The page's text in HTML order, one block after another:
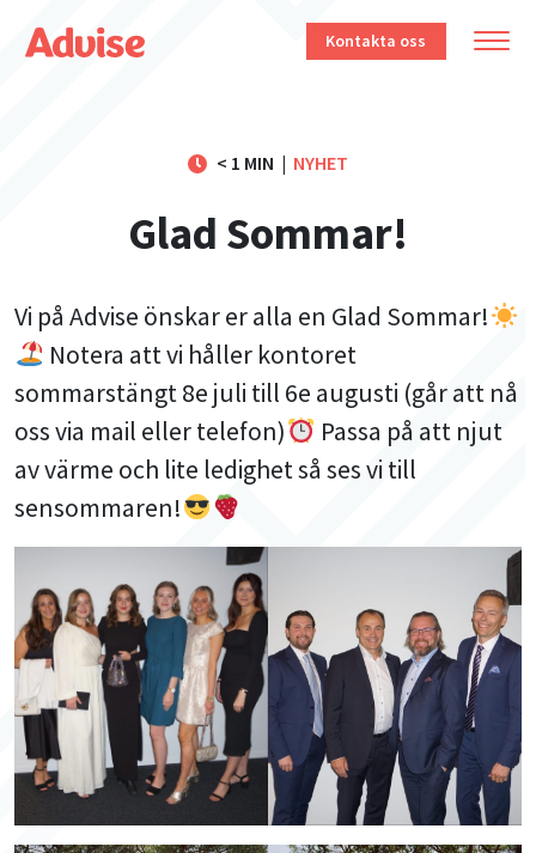
Kontakta oss
< 1 MIN | NYHET
Glad Sommar!
Vi på Advise önskar er alla en Glad Sommar!
Notera att vi håller kontoret
sommarstängt 8e juli till 6e augusti (går att nå
oss via mail eller telefon)
Passa på att njut
av värme och lite ledighet så ses vi till
sensommaren!